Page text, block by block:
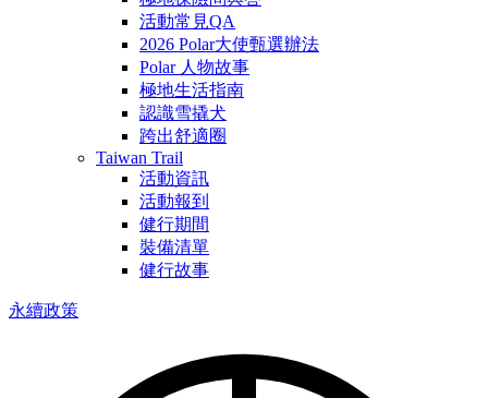
活動常見QA
2026 Polar大使甄選辦法
Polar 人物故事
極地生活指南
認識雪撬犬
跨出舒適圈
Taiwan Trail
活動資訊
活動報到
健行期間
裝備清單
健行故事
永續政策